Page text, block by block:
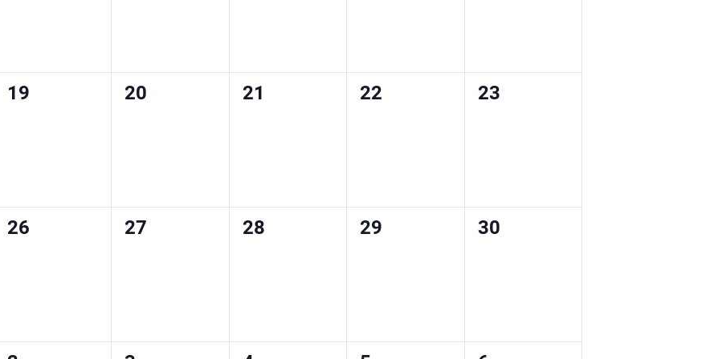
0
19
0
20
0
21
0
22
0
23
0
26
0
27
0
28
0
29
0
30